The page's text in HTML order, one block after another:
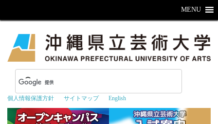
個人情報保護方針 サイトマップ English
MENU